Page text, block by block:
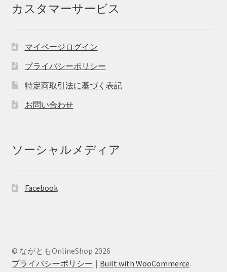
カスタマーサービス
マイページログイン
プライバシーポリシー
特定商取引法に基づく表記
お問い合わせ
ソーシャルメディア
Facebook
© ながともOnlineShop 2026
プライバシーポリシー
Built with WooCommerce.